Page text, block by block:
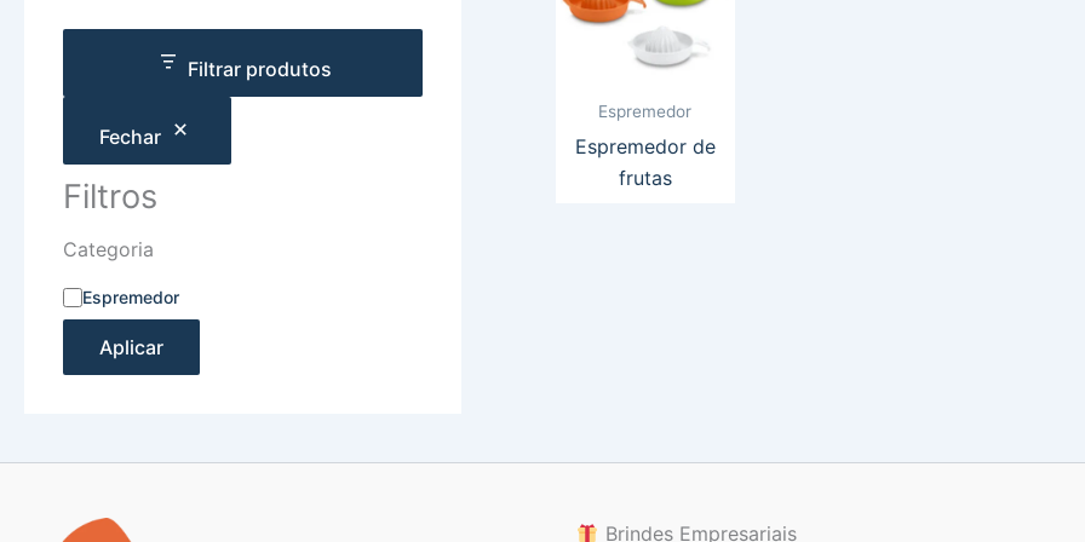
Filtrar produtos
Fechar
Filtros
Categoria
Espremedor
Aplicar
Espremedor
Espremedor de
frutas
Brindes Empresariais